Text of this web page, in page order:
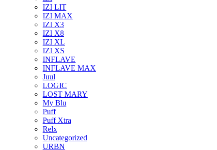
IZI LIT
IZI MAX
IZI X3
IZI X8
IZI XL
IZI XS
INFLAVE
INFLAVE MAX
Juul
LOGIC
LOST MARY
My Blu
Puff
Puff Xtra
Relx
Uncategorized
URBN